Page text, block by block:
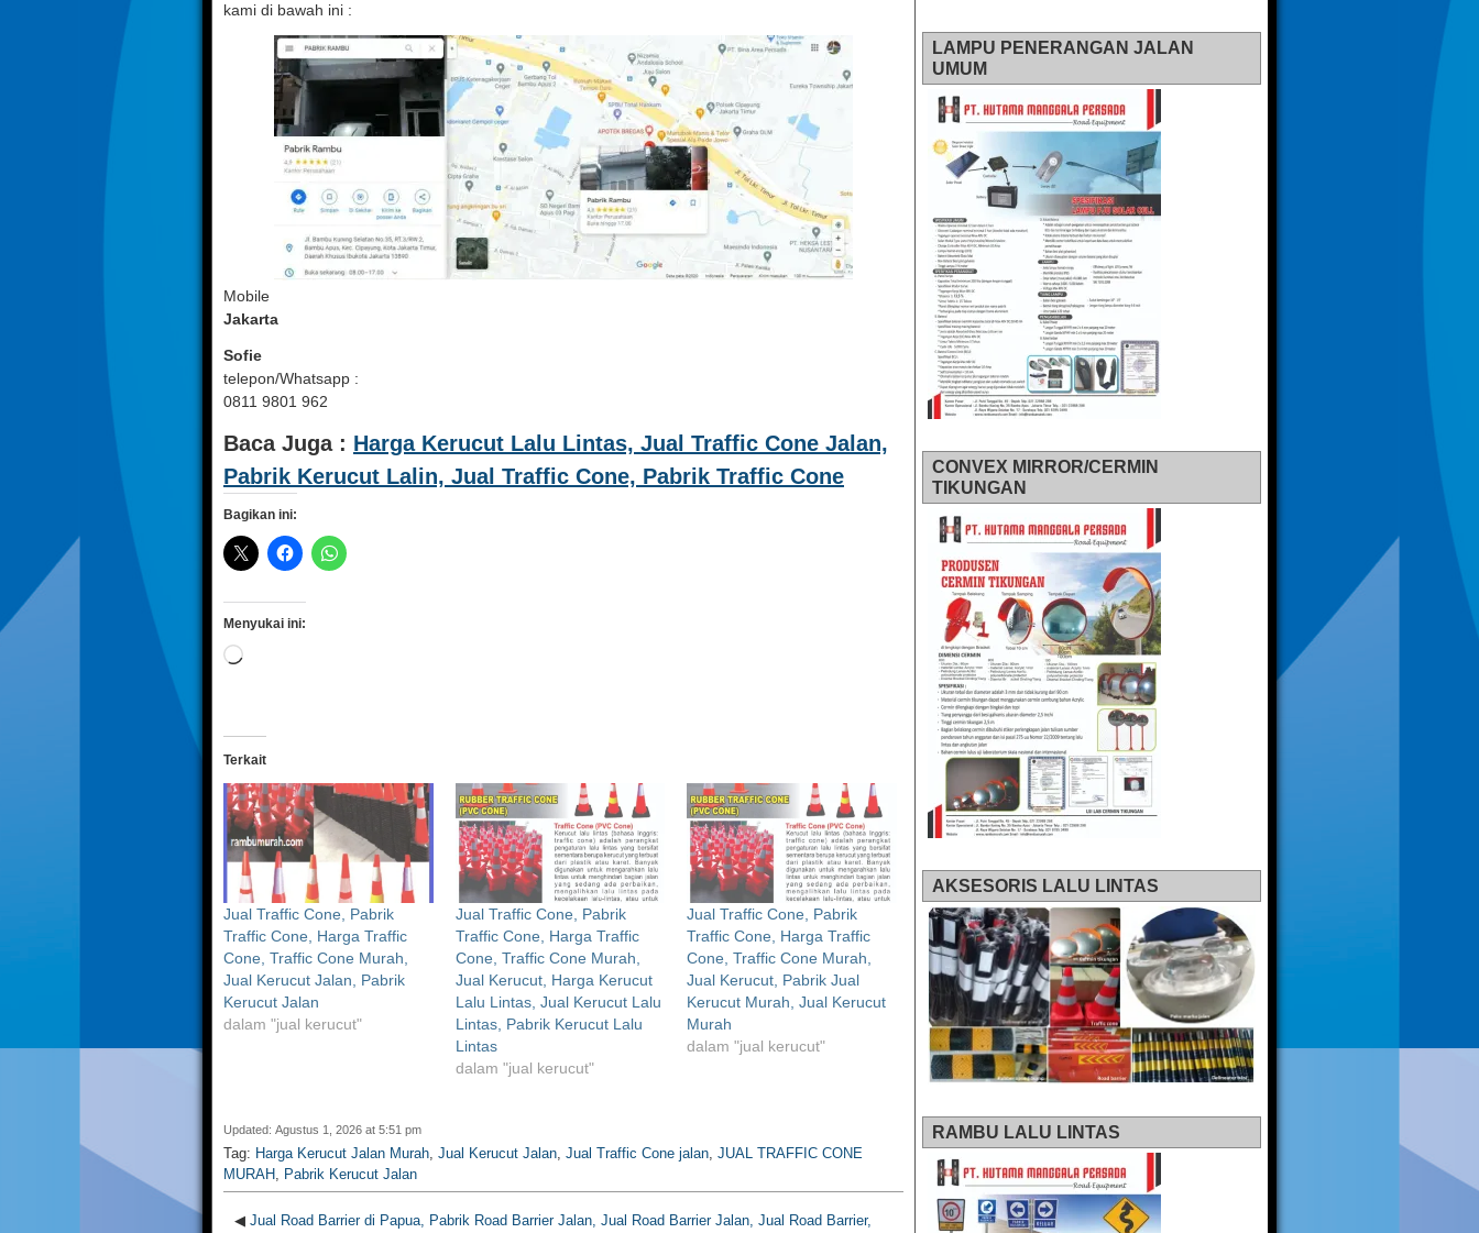
kami di bawah ini :
Mobile
Jakarta
Sofie
telepon/Whatsapp :
0811 9801 962
Baca Juga : Harga Kerucut Lalu Lintas, Jual Traffic Cone Jalan,
Pabrik Kerucut Lalin, Jual Traffic Cone, Pabrik Traffic Cone
Bagikan ini:
Menyukai ini:
Memuat...
Terkait
Jual Traffic Cone, Pabrik
Traffic Cone, Harga Traffic
Cone, Traffic Cone Murah,
Jual Kerucut Jalan, Pabrik
Kerucut Jalan
dalam "jual kerucut"
Jual Traffic Cone, Pabrik
Traffic Cone, Harga Traffic
Cone, Traffic Cone Murah,
Jual Kerucut, Harga Kerucut
Lalu Lintas, Jual Kerucut Lalu
Lintas, Pabrik Kerucut Lalu
Lintas
dalam "jual kerucut"
Jual Traffic Cone, Pabrik
Traffic Cone, Harga Traffic
Cone, Traffic Cone Murah,
Jual Kerucut, Pabrik Jual
Kerucut Murah, Jual Kerucut
Murah
dalam "jual kerucut"
Updated: Agustus 1, 2026 at 5:51 pm
Tag: Harga Kerucut Jalan Murah Jual Kerucut Jalan Jual Traffic Cone jalan JUAL TRAFFIC CONE
MURAH
Pabrik Kerucut Jalan
◀ Jual Road Barrier di Papua, Pabrik Road Barrier Jalan, Jual Road Barrier Jalan, Jual Road Barrier,
LAMPU PENERANGAN JALAN
UMUM
CONVEX MIRROR/CERMIN
TIKUNGAN
AKSESORIS LALU LINTAS
RAMBU LALU LINTAS